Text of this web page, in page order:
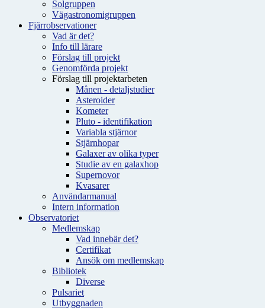
Solgruppen
Vägastronomigruppen
Fjärrobservationer
Vad är det?
Info till lärare
Förslag till projekt
Genomförda projekt
Förslag till projektarbeten
Månen - detaljstudier
Asteroider
Kometer
Pluto - identifikation
Variabla stjärnor
Stjärnhopar
Galaxer av olika typer
Studie av en galaxhop
Supernovor
Kvasarer
Användarmanual
Intern information
Observatoriet
Medlemskap
Vad innebär det?
Certifikat
Ansök om medlemskap
Bibliotek
Diverse
Pulsariet
Utbyggnaden